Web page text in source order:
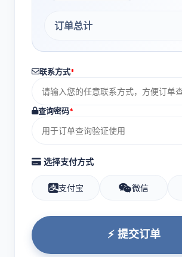
订单总计
联系方式*
查询密码*
选择支付方式
支付宝 微信
⚡ 提交订单